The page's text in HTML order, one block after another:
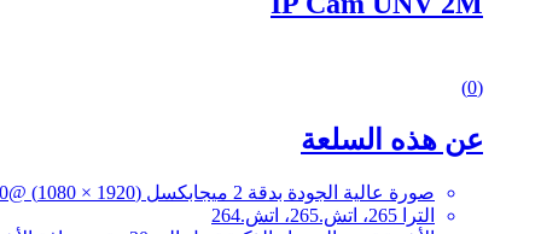
of
5
(0)
عن هذه السلعة
صورة عالية الجودة بدقة 2 ميجابكسل (1920 × 1080) @30 إطار في الثانية
الترا 265، اتش.265، اتش.264